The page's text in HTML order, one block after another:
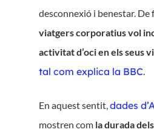
desconnexió i benestar. De
viatgers corporatius vol
activitat d’oci en els seus
tal com explica la BBC.
En aquest sentit,dades
mostren com la durada